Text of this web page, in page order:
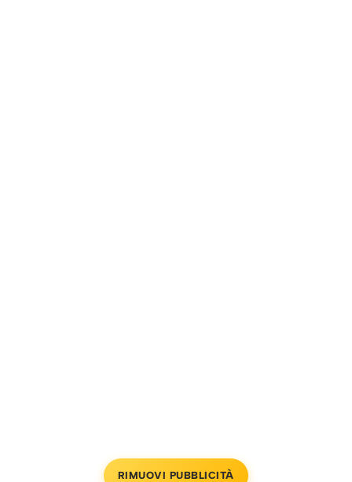
RIMUOVI PUBBLICITÀ